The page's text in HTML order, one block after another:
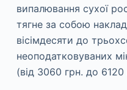
випалювання сухої
тягне за собою
вісімдесяти до
неоподатковуваних
(від 3060 грн. до 6120